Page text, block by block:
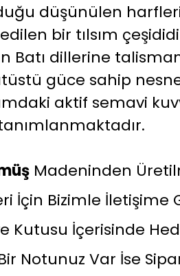
düşünülen
bir tılsım
dillerine
güce sahip
aktif semavi
Madeninden
İçin Bizimle İletişime
Kutusu İçerisinde
Notunuz Var İse